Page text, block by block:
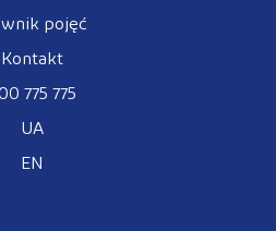
pojęć
Kontakt
775 775
UA
EN